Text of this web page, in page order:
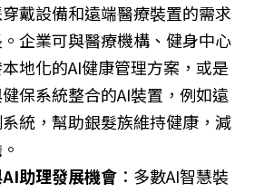
戴設備和遠端醫療裝置的需求
企業可與醫療機構、健身中心
地化的AI健康管理方案，或是
保系統整合的AI裝置，例如遠
統，幫助銀髮族維持健康，減
助理發展機會 ：多數AI智慧裝